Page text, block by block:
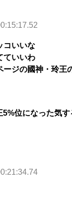
コいいな
ていいわ
ージの國神・玲王
位になった気す